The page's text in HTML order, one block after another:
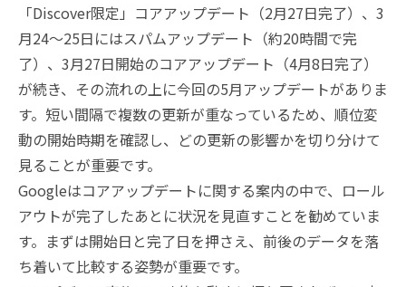
「Discover限定」コアアップデート（2月27日完了）、3
月24〜25日にはスパムアップデート（約20時間で完
了）、3月27日開始のコアアップデート（4月8日完了）
が続き、その流れの上に今回の5月アップデートがありま
す。短い間隔で複数の更新が重なっているため、順位変
動の開始時期を確認し、どの更新の影響かを切り分けて
見ることが重要です。
Googleはコアアップデートに関する案内の中で、ロール
アウトが完了したあとに状況を見直すことを勧めていま
す。まずは開始日と完了日を押さえ、前後のデータを落
ち着いて比較する姿勢が重要です。